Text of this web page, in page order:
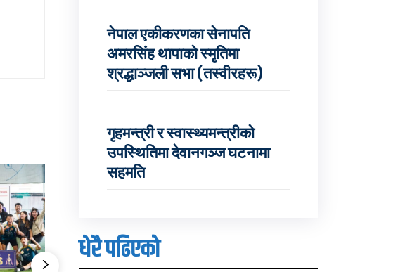
नेपाल एकीकरणका सेनापति
अमरसिंह थापाको स्मृतिमा
श्रद्धाञ्जली सभा (तस्वीरहरू)
गृहमन्त्री र स्वास्थ्यमन्त्रीको
उपस्थितिमा देवानगञ्ज घटनामा
सहमति
धेरै पढिएको